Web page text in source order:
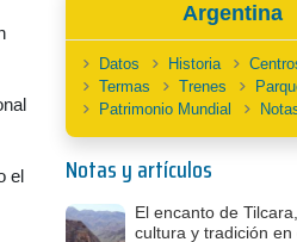
el
Argentina
Datos Historia
Termas
Trenes
Patrimonio Mundial
Notas y artículos
El encanto de
cultura y tradición en